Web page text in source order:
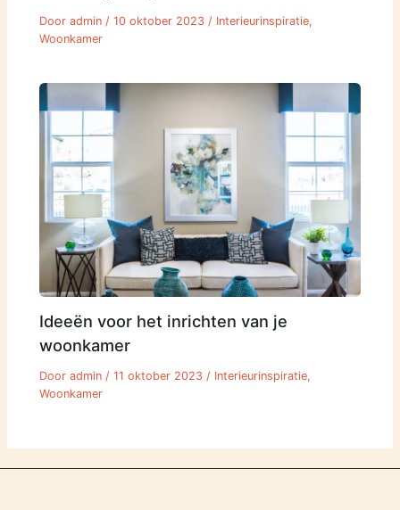
Dooradmin /10 oktober 2023 / Interieurinspiratie,
Woonkamer
Ideeën voor het inrichten van je
woonkamer
Dooradmin/11 oktober 2023/ Interieurinspiratie,
Woonkamer